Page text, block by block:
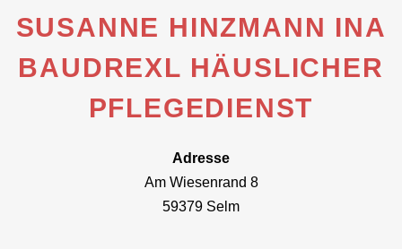
SUSANNE HINZMANN INA
BAUDREXL HÄUSLICHER
PFLEGEDIENST
Adresse
Am Wiesenrand 8
59379 Selm